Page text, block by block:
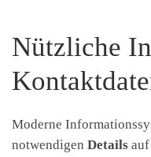
Nützliche
Moderne
notwendigen Details